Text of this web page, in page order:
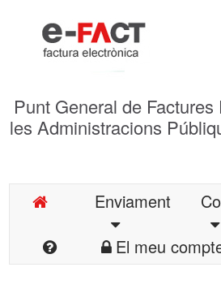
Punt General de
les Administracions
Enviament
El meu